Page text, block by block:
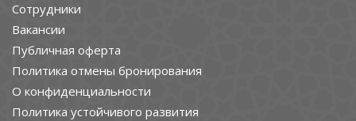
Cотрудники
Вакансии
Публичная оферта
Политика отмены бронирования
О конфиденциальности
Политика устойчивого развития